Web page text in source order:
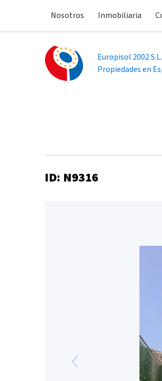
Nosotros Inmobiliaria
Europisol 2002 S.L.
Propiedades en
ID: N9316